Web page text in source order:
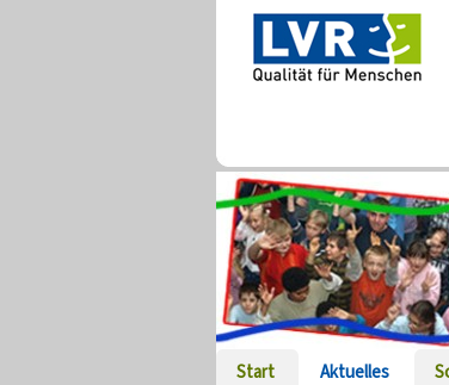
Start Aktuelles